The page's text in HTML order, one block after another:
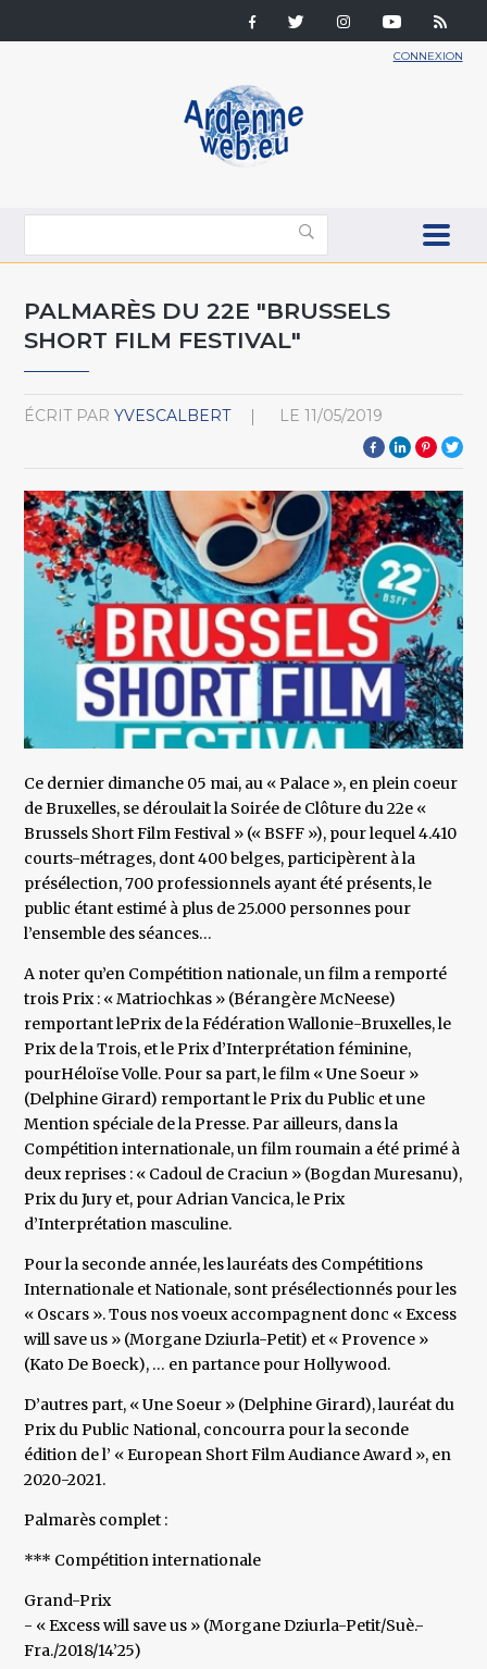
CONNEXION
PALMARÈS DU 22E "BRUSSELS
SHORT FILM FESTIVAL"
ÉCRIT PAR YVESCALBERT LE 11/05/2019
Ce dernier dimanche 05 mai, au « Palace », en plein coeur
de Bruxelles, se déroulait la Soirée de Clôture du 22e «
Brussels Short Film Festival » (« BSFF »), pour lequel 4.410
courts-métrages, dont 400 belges, participèrent à la
présélection, 700 professionnels ayant été présents, le
public étant estimé à plus de 25.000 personnes pour
l’ensemble des séances…
A noter qu’en Compétition nationale, un film a remporté
trois Prix : « Matriochkas » (Bérangère McNeese)
remportant lePrix de la Fédération Wallonie-Bruxelles, le
Prix de la Trois, et le Prix d’Interprétation féminine,
pourHéloïse Volle. Pour sa part, le film « Une Soeur »
(Delphine Girard) remportant le Prix du Public et une
Mention spéciale de la Presse. Par ailleurs, dans la
Compétition internationale, un film roumain a été primé à
deux reprises : « Cadoul de Craciun » (Bogdan Muresanu),
Prix du Jury et, pour Adrian Vancica, le Prix
d’Interprétation masculine.
Pour la seconde année, les lauréats des Compétitions
Internationale et Nationale, sont présélectionnés pour les
« Oscars ». Tous nos voeux accompagnent donc « Excess
will save us » (Morgane Dziurla-Petit) et « Provence »
(Kato De Boeck), … en partance pour Hollywood.
D’autres part, « Une Soeur » (Delphine Girard), lauréat du
Prix du Public National, concourra pour la seconde
édition de l’ « European Short Film Audiance Award », en
2020-2021.
Palmarès complet :
*** Compétition internationale
Grand-Prix
- « Excess will save us » (Morgane Dziurla-Petit/Suè.-
Fra./2018/14’25)